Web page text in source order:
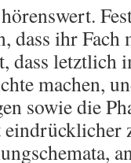
dass ihr
dass letztlich
machen,
sowie die